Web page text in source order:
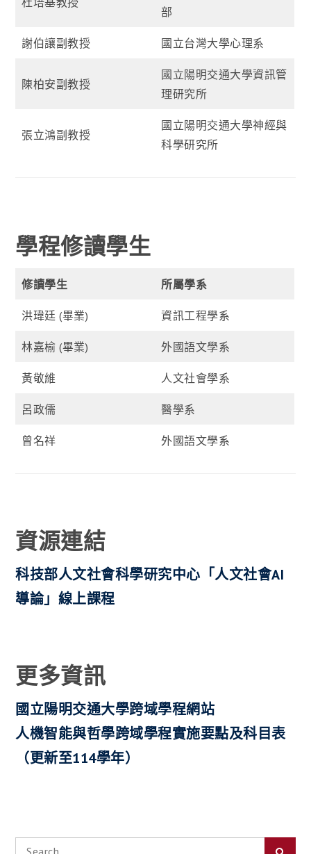
部
謝伯讓副教授 國立台灣大學心理系
陳柏安副教授
國立陽明交通大學資訊管
理研究所
張立鴻副教授
國立陽明交通大學神經與
科學研究所
學程修讀學生
修讀學生 所屬學系
洪瑋廷 (畢業) 資訊工程學系
林嘉榆 (畢業) 外國語文學系
黃敬維 人文社會學系
呂政儒 醫學系
曾名祥 外國語文學系
資源連結
科技部人文社會科學研究中心「人文社會AI
導論」線上課程
更多資訊
國立陽明交通大學跨域學程網站
人機智能與哲學跨域學程實施要點及科目表
（更新至114學年）
Search